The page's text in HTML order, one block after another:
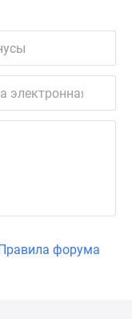
Правила форума